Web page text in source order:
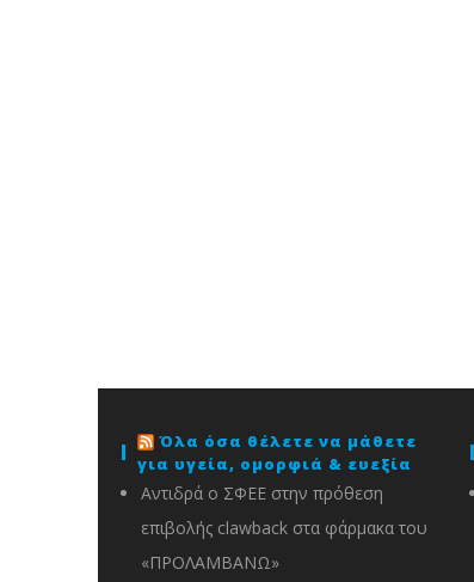
Όλα όσα θέλετε να μάθετε
για υγεία, ομορφιά & ευεξία
Αντιδρά ο ΣΦΕΕ στην πρόθεση
επιβολής clawback στα φάρμακα του
«ΠΡΟΛΑΜΒΑΝΩ»